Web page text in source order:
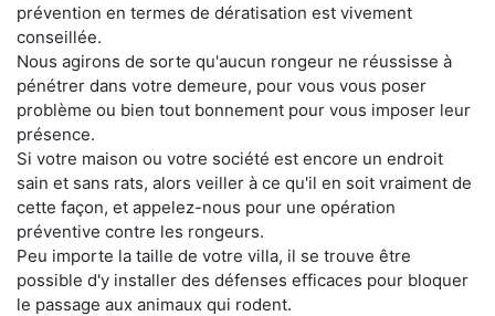
prévention en termes de dératisation est vivement
conseillée.
Nous agirons de sorte qu'aucun rongeur ne réussisse à
pénétrer dans votre demeure, pour vous vous poser
problème ou bien tout bonnement pour vous imposer leur
présence.
Si votre maison ou votre société est encore un endroit
sain et sans rats, alors veiller à ce qu'il en soit vraiment de
cette façon, et appelez-nous pour une opération
préventive contre les rongeurs.
Peu importe la taille de votre villa, il se trouve être
possible d'y installer des défenses efficaces pour bloquer
le passage aux animaux qui rodent.